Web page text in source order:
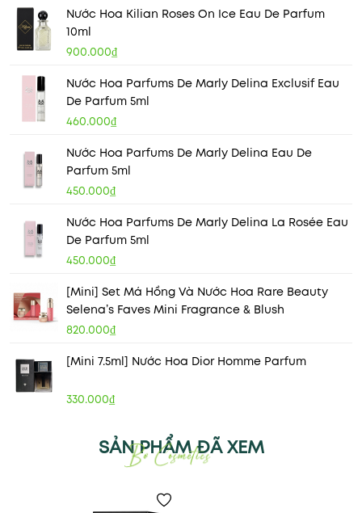
Nước Hoa Kilian Roses On Ice Eau De Parfum
10ml
900.000₫
Nước Hoa Parfums De Marly Delina Exclusif Eau
De Parfum 5ml
460.000₫
Nước Hoa Parfums De Marly Delina Eau De
Parfum 5ml
450.000₫
Nước Hoa Parfums De Marly Delina La Rosée Eau
De Parfum 5ml
450.000₫
[Mini] Set Má Hồng Và Nước Hoa Rare Beauty
Selena’s Faves Mini Fragrance & Blush
820.000₫
[Mini 7.5ml] Nước Hoa Dior Homme Parfum
330.000₫
SẢN PHẨM ĐÃ XEM